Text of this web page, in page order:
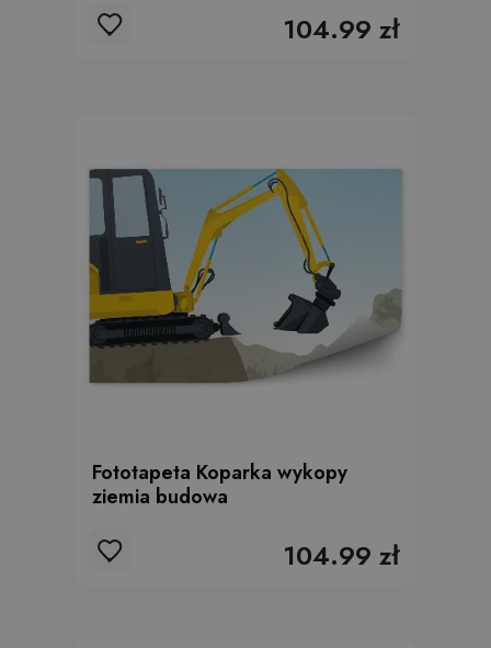
104.99 zł
Fototapeta Koparka wykopy
ziemia budowa
104.99 zł